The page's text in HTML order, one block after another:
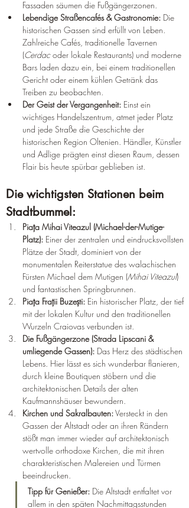
Fassaden säumen die Fußgängerzonen.
Lebendige Straßencafés & Gastronomie: Die
historischen Gassen sind erfüllt von Leben.
Zahlreiche Cafés, traditionelle Tavernen
(Cerdac oder lokale Restaurants) und moderne
Bars laden dazu ein, bei einem traditionellen
Gericht oder einem kühlen Getränk das
Treiben zu beobachten.
Der Geist der Vergangenheit: Einst ein
wichtiges Handelszentrum, atmet jeder Platz
und jede Straße die Geschichte der
historischen Region Oltenien. Händler, Künstler
und Adlige prägten einst diesen Raum, dessen
Flair bis heute spürbar geblieben ist.
Die wichtigsten Stationen beim
Stadtbummel:
Piața Mihai Viteazul (Michael-der-Mutige-
Platz): Einer der zentralen und eindrucksvollsten
Plätze der Stadt, dominiert von der
monumentalen Reiterstatue des walachischen
Fürsten Michael dem Mutigen (Mihai Viteazul)
und fantastischen Springbrunnen.
Piața Frații Buzești: Ein historischer Platz, der tief
mit der lokalen Kultur und den traditionellen
Wurzeln Craiovas verbunden ist.
Die Fußgängerzone (Strada Lipscani &
umliegende Gassen): Das Herz des städtischen
Lebens. Hier lässt es sich wunderbar flanieren,
durch kleine Boutiquen stöbern und die
architektonischen Details der alten
Kaufmannshäuser bewundern.
Kirchen und Sakralbauten: Versteckt in den
Gassen der Altstadt oder an ihren Rändern
stößt man immer wieder auf architektonisch
wertvolle orthodoxe Kirchen, die mit ihren
charakteristischen Malereien und Türmen
beeindrucken.
Tipp für Genießer: Die Altstadt entfaltet vor
allem in den späten Nachmittagsstunden